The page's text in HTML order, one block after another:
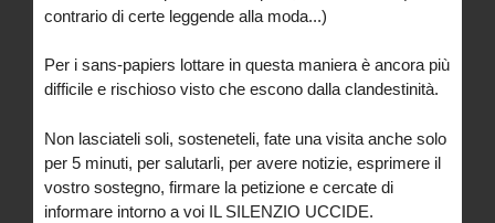
contrario di certe leggende alla moda...)
Per i sans-papiers lottare in questa maniera è ancora più
difficile e rischioso visto che escono dalla clandestinità.
Non lasciateli soli, sosteneteli, fate una visita anche solo
per 5 minuti, per salutarli, per avere notizie, esprimere il
vostro sostegno, firmare la petizione e cercate di
informare intorno a voi IL SILENZIO UCCIDE.